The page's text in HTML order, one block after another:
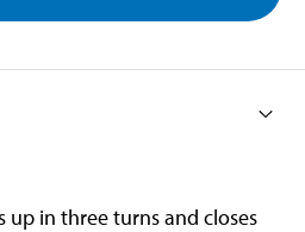
up in three turns and closes